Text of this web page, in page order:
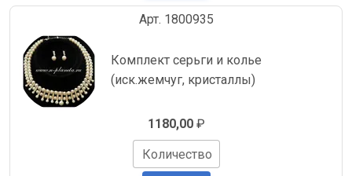
Арт. 1800935
Комплект серьги и колье
(иск.жемчуг, кристаллы)
1180,00₽
Количество